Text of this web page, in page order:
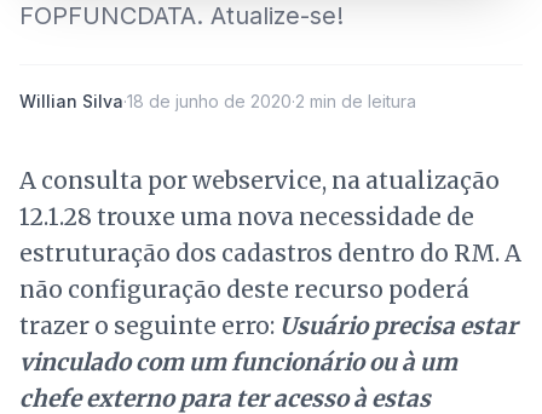
FOPFUNCDATA. Atualize-se!
Willian Silva·18 de junho de 2020·2 min de leitura
A consulta por webservice, na atualização
12.1.28 trouxe uma nova necessidade de
estruturação dos cadastros dentro do RM. A
não configuração deste recurso poderá
trazer o seguinte erro: Usuário precisa estar
vinculado com um funcionário ou à um
chefe externo para ter acesso à estas